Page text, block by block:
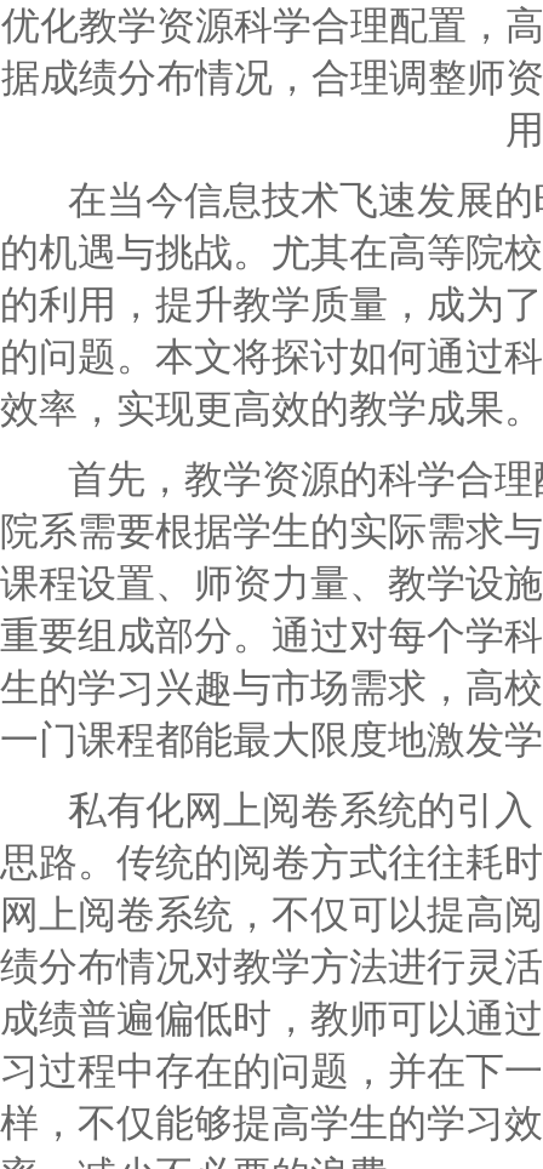
优化教学资源科学合理配置，
据成绩分布情况，合理调整师
在当今信息技术飞速发展的
的机遇与挑战。尤其在高等院
的利用，提升教学质量，成为
的问题。本文将探讨如何通过
效率，实现更高效的教学成果。
首先，教学资源的科学合理
院系需要根据学生的实际需求
课程设置、师资力量、教学设
重要组成部分。通过对每个学
生的学习兴趣与市场需求，高
一门课程都能最大限度地激发
私有化网上阅卷系统的引入
思路。传统的阅卷方式往往耗
网上阅卷系统，不仅可以提高
绩分布情况对教学方法进行灵
成绩普遍偏低时，教师可以通
习过程中存在的问题，并在下
样，不仅能够提高学生的学习